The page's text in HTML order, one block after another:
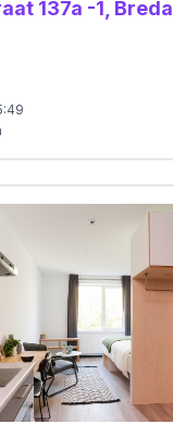
137a -1, Breda